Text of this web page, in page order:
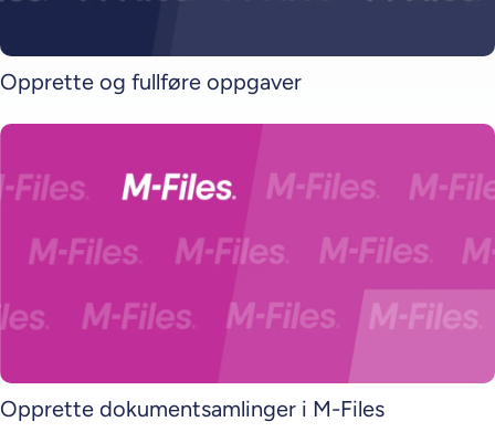
Opprette og fullføre oppgaver
Opprette dokumentsamlinger i M-Files